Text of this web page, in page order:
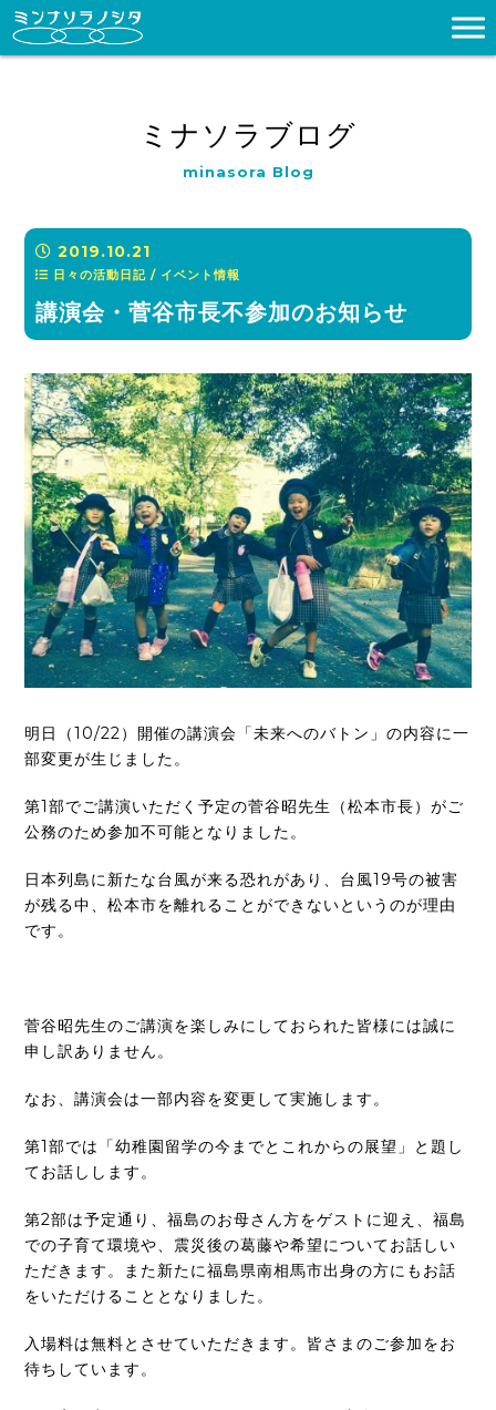
ミナソラブログ
minasora Blog
2019.10.21
日々の活動日記 / イベント情報
講演会・菅谷市長不参加のお知らせ
明日（10/22）開催の講演会「未来へのバトン」の内容に一
部変更が生じました。
第1部でご講演いただく予定の菅谷昭先生（松本市長）がご
公務のため参加不可能となりました。
日本列島に新たな台風が来る恐れがあり、台風19号の被害
が残る中、松本市を離れることができないというのが理由
です。
菅谷昭先生のご講演を楽しみにしておられた皆様には誠に
申し訳ありません。
なお、講演会は一部内容を変更して実施します。
第1部では「幼稚園留学の今までとこれからの展望」と題し
てお話しします。
第2部は予定通り、福島のお母さん方をゲストに迎え、福島
での子育て環境や、震災後の葛藤や希望についてお話しい
ただきます。また新たに福島県南相馬市出身の方にもお話
をいただけることとなりました。
入場料は無料とさせていただきます。皆さまのご参加をお
待ちしています。